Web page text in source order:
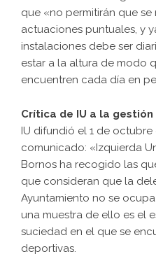
que «no permitirán que
actuaciones puntuales, y
instalaciones debe ser
estar a la altura de modo
encuentren cada día en
Crítica de IU a la
IU difundió el 1 de octubre
comunicado: «Izquierda
Bornos ha recogido las
que consideran que la
Ayuntamiento no se
una muestra de ello es el
suciedad en el que se
deportivas.